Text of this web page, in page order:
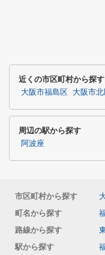
近くの市区町村から探す
大阪市福島区 大阪市北
周辺の駅から探す
阿波座
市区町村から探す
町名から探す
路線から探す
駅から探す